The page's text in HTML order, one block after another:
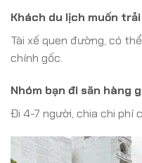
Khách du lịch muốn
Tài xế quen đường, có
chính gốc.
Nhóm bạn đi săn hàng
Đi 4-7 người, chia chi phí